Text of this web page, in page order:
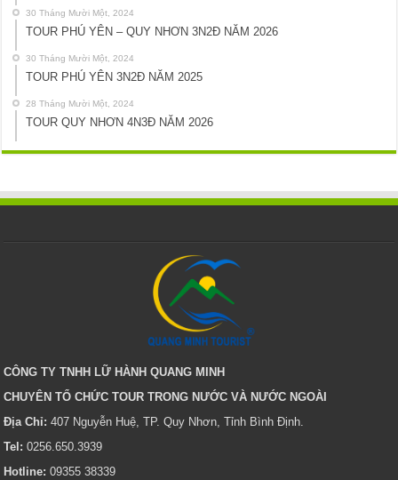
30 Tháng Mười Một, 2024
TOUR PHÚ YÊN – QUY NHƠN 3N2Đ NĂM 2026
30 Tháng Mười Một, 2024
TOUR PHÚ YÊN 3N2Đ NĂM 2025
28 Tháng Mười Một, 2024
TOUR QUY NHƠN 4N3Đ NĂM 2026
CÔNG TY TNHH LỮ HÀNH QUANG MINH
CHUYÊN TỔ CHỨC TOUR TRONG NƯỚC VÀ NƯỚC NGOÀI
Địa Chỉ: 407 Nguyễn Huệ, TP. Quy Nhơn, Tỉnh Bình Định.
Tel: 0256.650.3939
Hotline: 09355 38339